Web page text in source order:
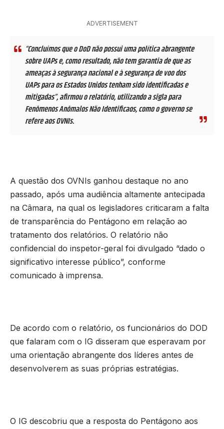
ADVERTISEMENT
“Concluímos que o DoD não possui uma política abrangente
sobre UAPs e, como resultado, não tem garantia de que as
ameaças à segurança nacional e à segurança de voo dos
UAPs para os Estados Unidos tenham sido identificadas e
mitigadas”, afirmou o relatório, utilizando a sigla para
Fenômenos Anômalos Não Identificaos, como o governo se
refere aos OVNIs.
A questão dos OVNIs ganhou destaque no ano
passado, após uma audiência altamente antecipada
na Câmara, na qual os legisladores criticaram a falta
de transparência do Pentágono em relação ao
tratamento dos relatórios. O relatório não
confidencial do inspetor-geral foi divulgado “dado o
significativo interesse público”, conforme
comunicado à imprensa.
De acordo com o relatório, os funcionários do DOD
que falaram com o IG disseram que esperavam por
uma orientação abrangente dos líderes antes de
desenvolverem as suas próprias estratégias.
O IG descobriu que a resposta do Pentágono aos